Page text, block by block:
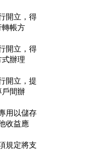
開立，得
轉帳方
開立，得
式辦理
開立，提
戶間辦
用以儲存
收益應
規定將支